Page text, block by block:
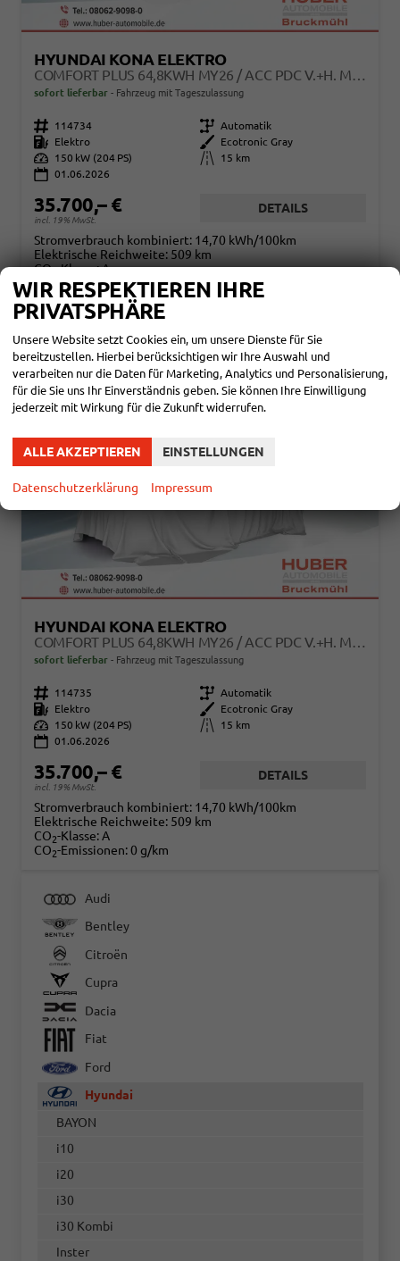
HYUNDAI KONA ELEKTRO
COMFORT PLUS 64,8KWH MY26 / ACC PDC V.+H. M. KAMERA KEYLESS SITZ & LENKR.HEIZ./ LED NAVI
sofort lieferbar Fahrzeug mit Tageszulassung
Fahrzeugnr. 114734 Getriebe Automatik
Kraftstoff
Elektro Außenfarbe
Ecotronic Gray
Leistung
150 kW (204 PS) Kilometerstand
15 km
01.06.2026
35.700,– €
incl. 19% MwSt.
DETAILS
Stromverbrauch kombiniert: 14,70 kWh/100km
Elektrische Reichweite: 509 km
CO -Klasse:A
CO2 -Emissionen:0 g/km
HYUNDAI KONA ELEKTRO
COMFORT PLUS 64,8KWH MY26 / ACC PDC V.+H. M. KAMERA KEYLESS SITZ & LENKR.HEIZ./ LED NAVI
sofort lieferbar Fahrzeug mit Tageszulassung
Fahrzeugnr. 114735 Getriebe Automatik
Kraftstoff
Elektro Außenfarbe
Ecotronic Gray
Leistung
150 kW (204 PS) Kilometerstand
15 km
01.06.2026
35.700,– €
incl. 19% MwSt.
DETAILS
Stromverbrauch kombiniert: 14,70 kWh/100km
Elektrische Reichweite: 509 km
CO2-Klasse:A
CO2-Emissionen:0 g/km
Audi
Bentley
Citroën
Cupra
Dacia
Fiat
Ford
Hyundai
BAYON
i10
i20
i30
i30 Kombi
Inster
WIR RESPEKTIEREN IHRE
PRIVATSPHÄRE
Unsere Website setzt Cookies ein, um unsere Dienste für Sie
bereitzustellen. Hierbei berücksichtigen wir Ihre Auswahl und
verarbeiten nur die Daten für Marketing, Analytics und Personalisierung,
für die Sie uns Ihr Einverständnis geben. Sie können Ihre Einwilligung
jederzeit mit Wirkung für die Zukunft widerrufen.
ALLE AKZEPTIEREN EINSTELLUNGEN
Datenschutzerklärung Impressum